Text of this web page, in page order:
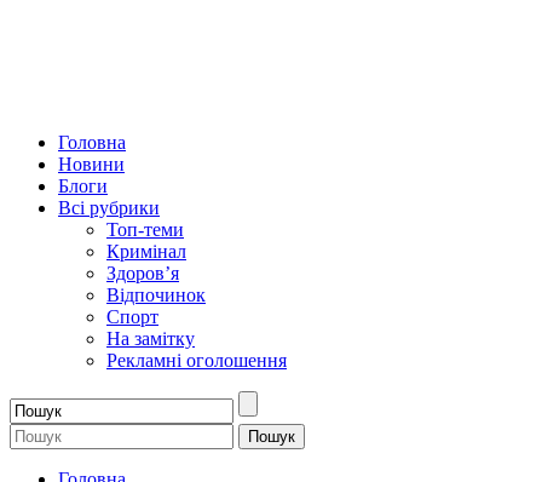
Головна
Новини
Блоги
Всі рубрики
Топ-теми
Кримінал
Здоров’я
Відпочинок
Спорт
На замітку
Рекламні оголошення